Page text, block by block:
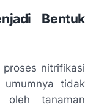
Bentuk
nitrifikasi
umumnya tidak
oleh tanaman